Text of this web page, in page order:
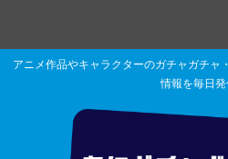
アニメ作品やキャラクターのガチャガチャ
情報を毎日発